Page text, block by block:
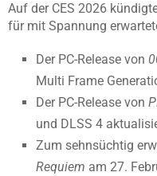
Auf der CES 2026
für mit Spannung
Der PC-Release von
Multi Frame
Der PC-Release von
und DLSS 4
Zum sehnsüchtig
Requiem am 27.